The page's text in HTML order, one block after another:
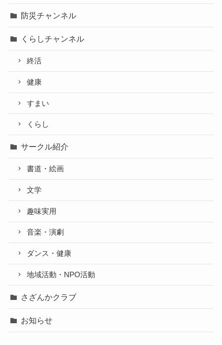
防災チャンネル
くらしチャンネル
終活
健康
すまい
くらし
サークル紹介
書道・絵画
文学
趣味実用
音楽・演劇
ダンス・健康
地域活動・NPO活動
さざんかクラブ
お知らせ